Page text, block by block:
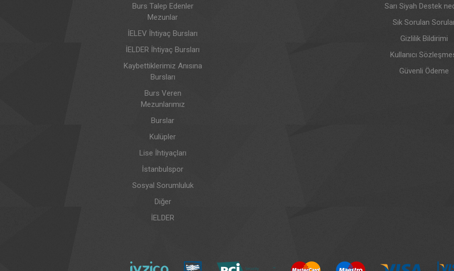
Burs Talep Edenler
Mezunlar
İELEV İhtiyaç Bursları
İELDER İhtiyaç Bursları
Kaybettiklerimiz Anısına
Bursları
Burs Veren
Mezunlarımız
Burslar
Kulüpler
Lise İhtiyaçları
İstanbulspor
Sosyal Sorumluluk
Diğer
İELDER
Sarı Siyah Destek
Sık Sorulan
Gizlilik Bildirimi
Kullanıcı
Güvenli Ödeme